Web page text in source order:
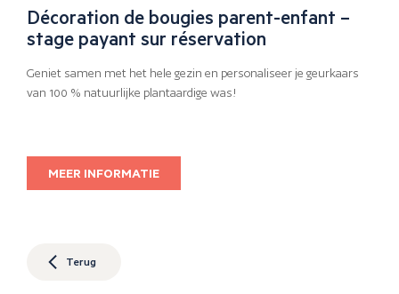
Décoration de bougies parent-enfant –
stage payant sur réservation
Geniet samen met het hele gezin en personaliseer je geurkaars
van 100 % natuurlijke plantaardige was!
MEER INFORMATIE
Terug